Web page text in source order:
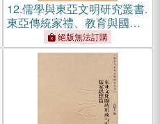
12.儒學與東亞文明研究叢書.
東亞傳統家禮、教育與國法
（一）：家族、家禮與教育
（簡體書）
絕版無法訂購